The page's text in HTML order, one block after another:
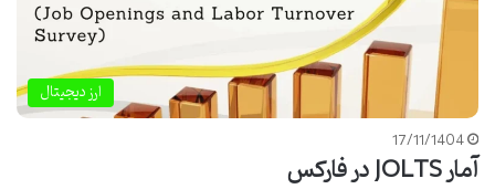
ارز دیجیتال
17/11/1404
آمار JOLTS در فارکس